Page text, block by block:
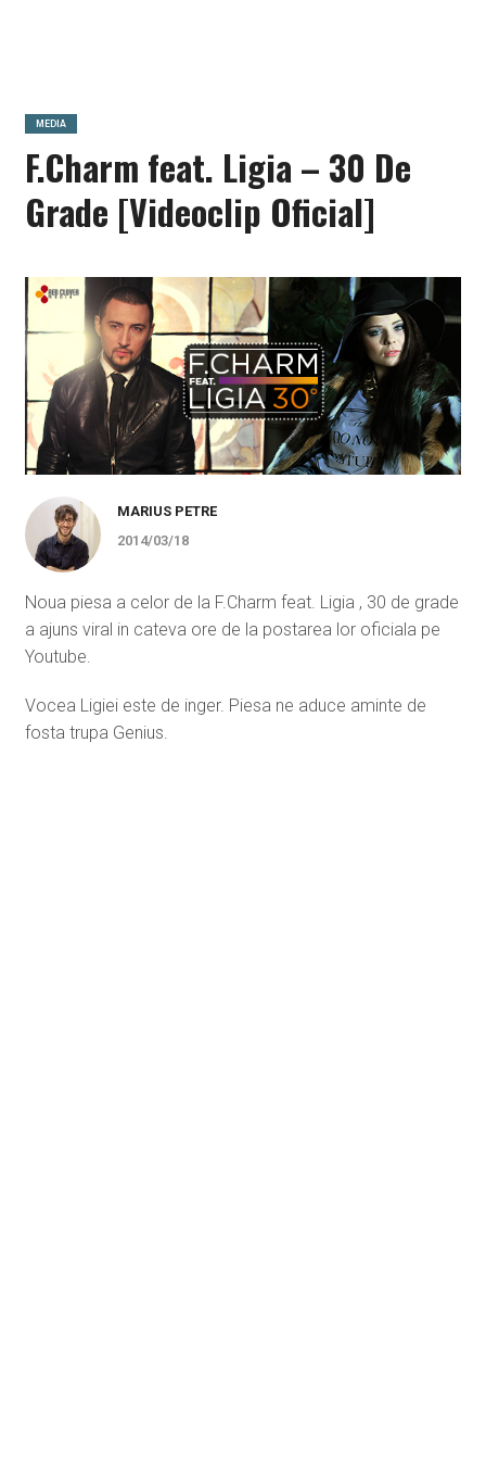
MEDIA
F.Charm feat. Ligia – 30 De
Grade [Videoclip Oficial]
MARIUS PETRE
2014/03/18
Noua piesa a celor de la F.Charm feat. Ligia , 30 de grade
a ajuns viral in cateva ore de la postarea lor oficiala pe
Youtube.
Vocea Ligiei este de inger. Piesa ne aduce aminte de
fosta trupa Genius.